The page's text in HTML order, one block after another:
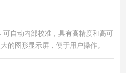
可自动内部校准，具有高精度和高可
的图形显示屏，便于用户操作。